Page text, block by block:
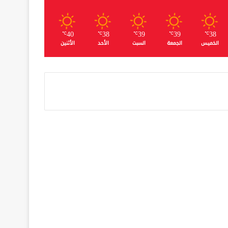
38
℃
الخميس
39
℃
الجمعة
39
℃
السبت
38
℃
الأحد
40
℃
الأثنين